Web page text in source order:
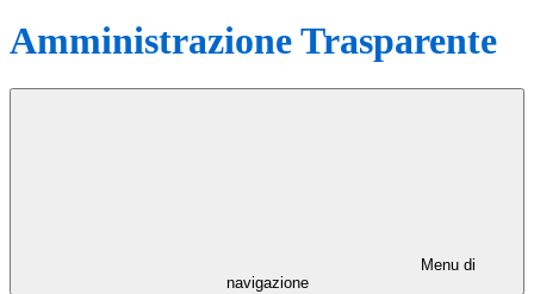
Amministrazione Trasparente
Menu di
navigazione